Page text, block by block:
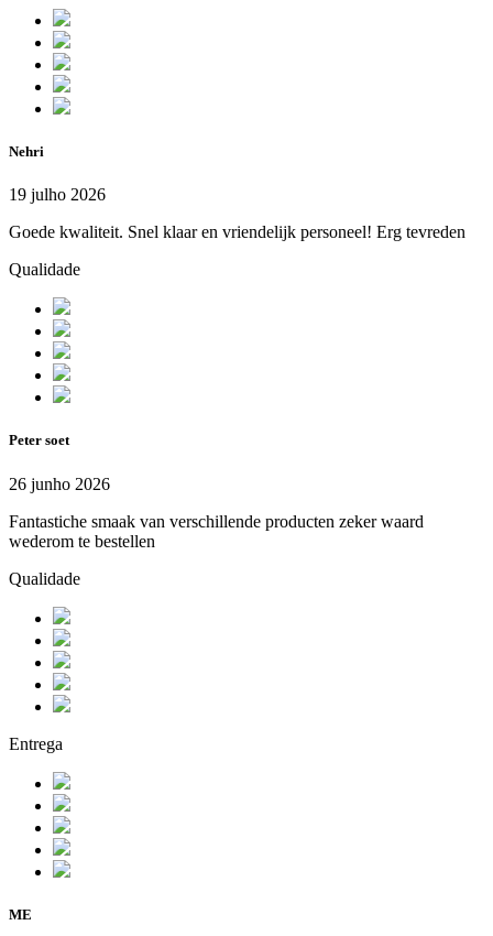
Nehri
19 julho 2026
Goede kwaliteit. Snel klaar en vriendelijk personeel! Erg tevreden
Qualidade
Peter soet
26 junho 2026
Fantastiche smaak van verschillende producten zeker waard
wederom te bestellen
Qualidade
Entrega
ME